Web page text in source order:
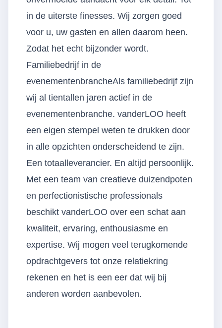
in de uiterste finesses. Wij zorgen goed
voor u, uw gasten en allen daarom heen.
Zodat het echt bijzonder wordt.
Familiebedrijf in de
evenementenbrancheAls familiebedrijf zijn
wij al tientallen jaren actief in de
evenementenbranche. vanderLOO heeft
een eigen stempel weten te drukken door
in alle opzichten onderscheidend te zijn.
Een totaalleverancier. En altijd persoonlijk.
Met een team van creatieve duizendpoten
en perfectionistische professionals
beschikt vanderLOO over een schat aan
kwaliteit, ervaring, enthousiasme en
expertise. Wij mogen veel terugkomende
opdrachtgevers tot onze relatiekring
rekenen en het is een eer dat wij bij
anderen worden aanbevolen.